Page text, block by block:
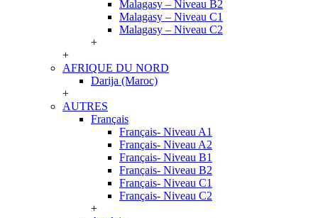
Malagasy – Niveau B2
Malagasy – Niveau C1
Malagasy – Niveau C2
+
+
AFRIQUE DU NORD
Darija (Maroc)
+
AUTRES
Français
Français- Niveau A1
Français- Niveau A2
Français- Niveau B1
Français- Niveau B2
Français- Niveau C1
Français- Niveau C2
+